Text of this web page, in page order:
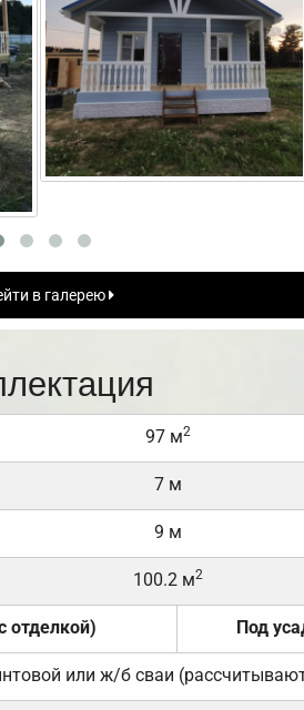
в галерею
97 м2
7 м
9 м
100.2 м2
отделкой) Под
или ж/б сваи